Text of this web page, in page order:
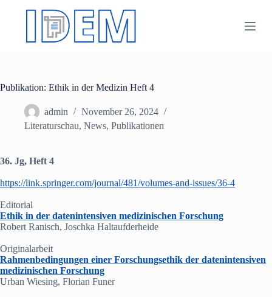
l
g
n
Publikation: Ethik in der Medizin Heft 4
admin
November 26, 2024
Literaturschau, News, Publikationen
36. Jg, Heft 4
https://link.springer.com/journal/481/volumes-and-issues/36-4
Editorial
Ethik in der datenintensiven medizinischen Forschung
Robert Ranisch, Joschka Haltaufderheide
Originalarbeit
Rahmenbedingungen einer Forschungsethik der datenintensiven
medizinischen Forschung
Urban Wiesing, Florian Funer